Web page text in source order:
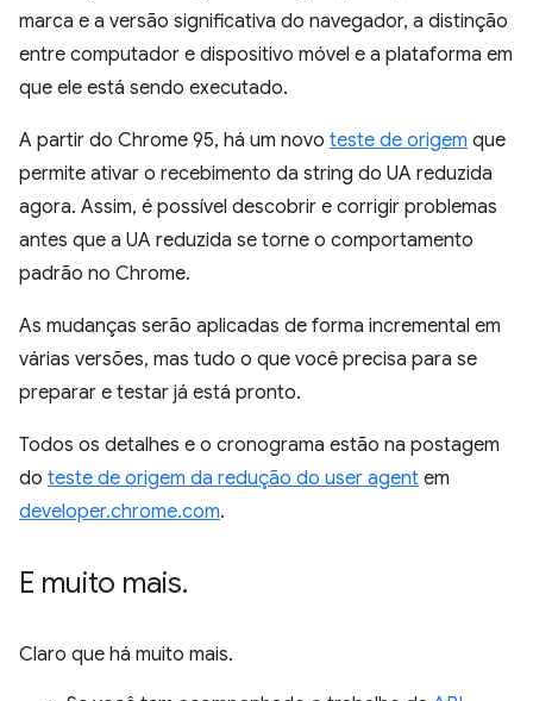
marca e a versão significativa do navegador, a distinção
entre computador e dispositivo móvel e a plataforma em
que ele está sendo executado.
A partir do Chrome 95, há um novo teste de origem que
permite ativar o recebimento da string do UA reduzida
agora. Assim, é possível descobrir e corrigir problemas
antes que a UA reduzida se torne o comportamento
padrão no Chrome.
As mudanças serão aplicadas de forma incremental em
várias versões, mas tudo o que você precisa para se
preparar e testar já está pronto.
Todos os detalhes e o cronograma estão na postagem
do teste de origem da redução do user agent em
developer.chrome.com.
E muito mais.
Claro que há muito mais.